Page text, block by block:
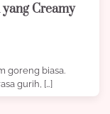
Creamy
goreng biasa.
gurih, […]